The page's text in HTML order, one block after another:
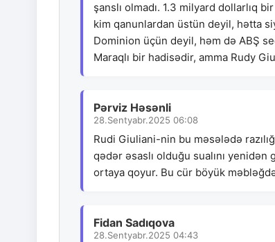
şanslı olmadı. 1.3 milyard dollarlıq
kim qanunlardan üstün deyil, hətta
Dominion üçün deyil, həm də ABŞ
Maraqlı bir hadisədir, amma Rudy
Pərviz Həsənli
28.Sentyabr.2025 06:08
Rudi Giuliani-nin bu məsələdə
qədər əsaslı olduğu sualını
ortaya qoyur. Bu cür böyük
Fidan Sadıqova
28.Sentyabr.2025 04:43